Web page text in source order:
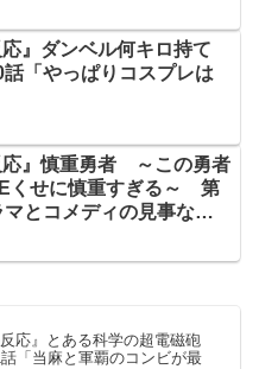
応』ダンベル何キロ持て
「やっぱりコスプレは
応』慎重勇者 ～この勇者
くせに慎重すぎる～ 第
とコメディの見事な融
反応』とある科学の超電磁砲
「当麻と軍覇のコンビが最